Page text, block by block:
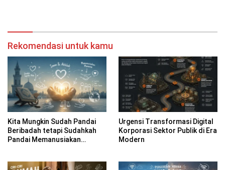
Rekomendasi untuk kamu
Kita Mungkin Sudah Pandai
Beribadah tetapi Sudahkah
Pandai Memanusiakan
Urgensi Transformasi Digital
Korporasi Sektor Publik di Era
Modern